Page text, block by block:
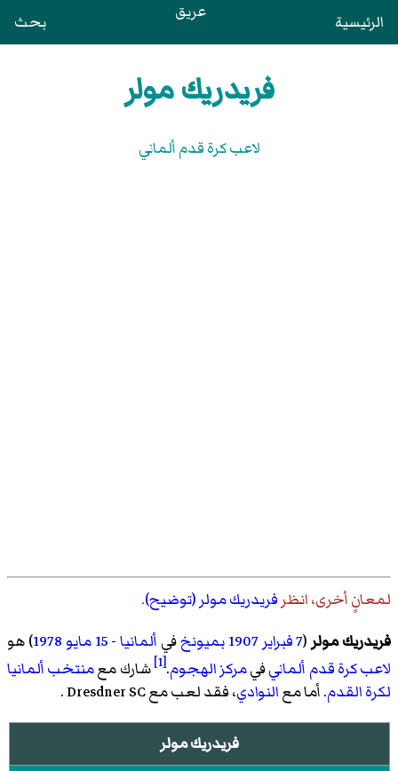
الرئيسية عريق بحث
فريدريك مولر
لاعب كرة قدم ألماني
لمعانٍ أخرى، انظر فريدريك مولر (توضيح).
فريدريك مولر (7 فبراير 1907بميونخفي ألمانيا-15 مايو 1978) هو
لاعب كرة قدم ألمانيفيمركزالهجوم.
[1] شارك معمنتخب ألمانيا
لكرة القدم. أما معالنوادي، فقد لعب مع Dresdner SC .
فريدريك مولر